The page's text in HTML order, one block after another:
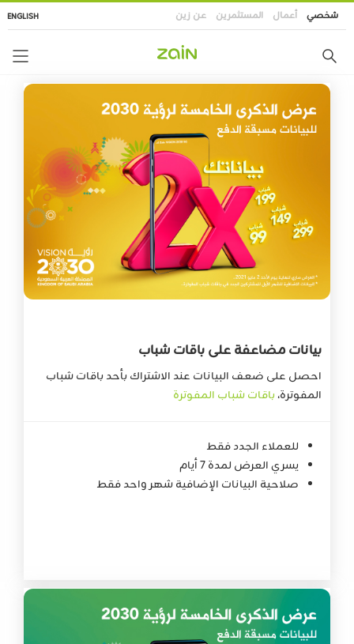
تجاوز
إلى
الرئيسي
شخصي أعمال المستثمرين عن زين ENGLISH
بيانات مضاعفة على باقات شباب
احصل على ضعف البيانات عند الاشتراك بأحد باقات شباب
المفوترة، باقات شباب المفوترة
للعملاء الجدد فقط
يسري العرض لمدة 7 أيام
صلاحية البيانات الإضافية شهر واحد فقط